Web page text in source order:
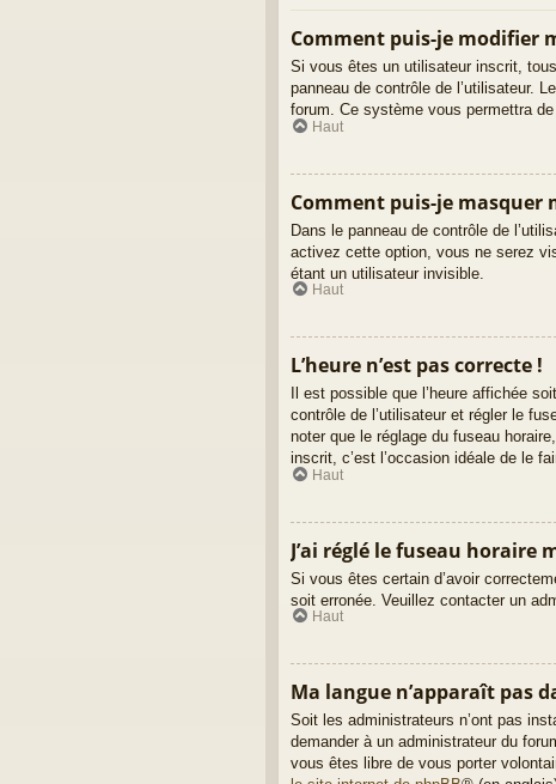
Comment puis-je modifier
Si vous êtes un utilisateur inscrit,
panneau de contrôle de l’utilisateur.
forum. Ce système vous permettra
Haut
Comment puis-je masquer
Dans le panneau de contrôle de
activez cette option, vous ne serez
étant un utilisateur invisible.
Haut
L’heure n’est pas correcte !
Il est possible que l’heure affichée
contrôle de l’utilisateur et régler le
noter que le réglage du fuseau
inscrit, c’est l’occasion idéale de le
Haut
J’ai réglé le fuseau horaire
Si vous êtes certain d’avoir
soit erronée. Veuillez contacter un
Haut
Ma langue n’apparaît pas
Soit les administrateurs n’ont pas
demander à un administrateur du
vous êtes libre de vous porter